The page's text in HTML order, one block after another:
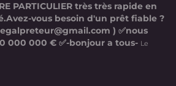
PARTICULIER très très rapide en
vous besoin d'un prêt fiable ?
) ✅nous
000 000 € ✅-bonjour a tous- Le